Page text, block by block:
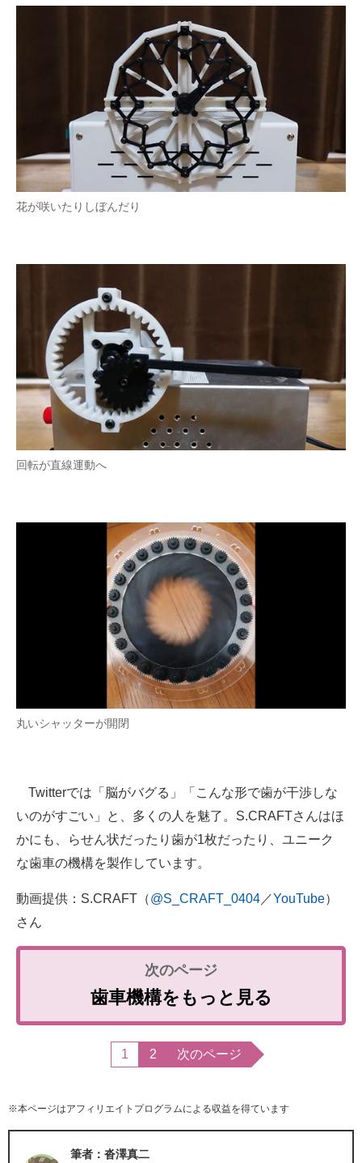
花が咲いたりしぼんだり
回転が直線運動へ
丸いシャッターが開閉
Twitterでは「脳がバグる」「こんな形で歯が干渉しな
いのがすごい」と、多くの人を魅了。S.CRAFTさんはほ
かにも、らせん状だったり歯が1枚だったり、ユニーク
な歯車の機構を製作しています。
動画提供：S.CRAFT（@S_CRAFT_0404 ／YouTube）
さん
歯車機構をもっと見る
1 2 次のページ
※本ページはアフィリエイトプログラムによる収益を得ています
筆者：沓澤真二